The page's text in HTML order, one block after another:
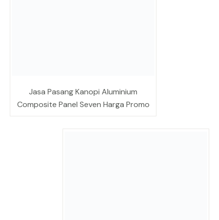
Jasa Pasang Kanopi Aluminium
Composite Panel Seven Harga Promo